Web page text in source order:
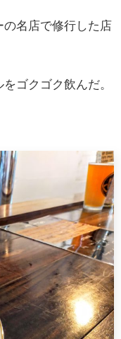
名店で修行した店
ゴクゴク飲んだ。